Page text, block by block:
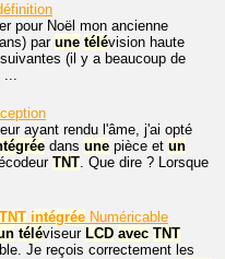
pour Noël mon ancienne
par une télévision haute
(il y a beaucoup de
...
ayant rendu l'âme, j'ai opté
dans une pièce et un
TNT. Que dire ? Lorsque
TNT intégrée Numéricable
téléviseur LCD avec TNT
Je reçois correctement les